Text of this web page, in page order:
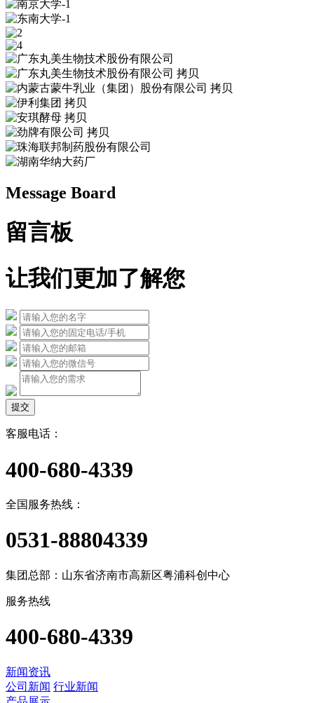
Message Board
留言板
让我们更加了解您
提交
客服电话：
400-680-4339
全国服务热线：
0531-88804339
集团总部：山东省济南市高新区粤浦科创中心
服务热线
400-680-4339
新闻资讯
公司新闻 行业新闻